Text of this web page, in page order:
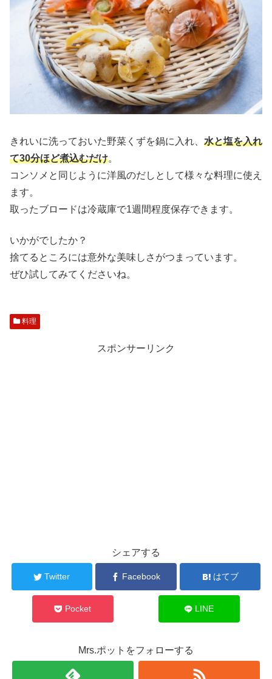
きれいに洗っておいた野菜くずを鍋に入れ、 水と塩を入れ
て30分ほど煮込むだけ。
コンソメと同じように洋風のだしとして様々な料理に使え
ます。
取ったブロードは冷蔵庫で1週間程度保存できます。
いかがでしたか？
捨てるところには意外な美味しさがつまっています。
ぜひ試してみてくださいね。
料理
スポンサーリンク
シェアする
Twitter Facebook はてブ
Pocket LINE
Mrs.ポットをフォローする